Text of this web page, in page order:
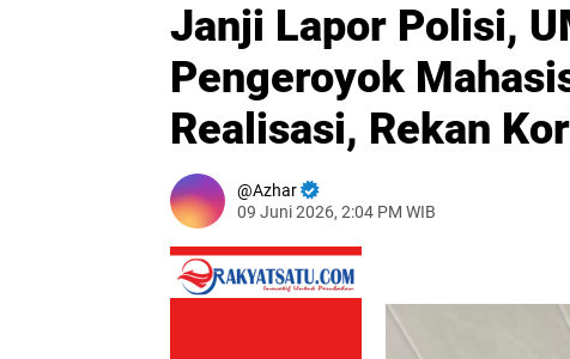
Janji Lapor Polisi,
Pengeroyok
Realisasi, Rekan
Azhar
09 Juni 2026, 2:04 PM WIB